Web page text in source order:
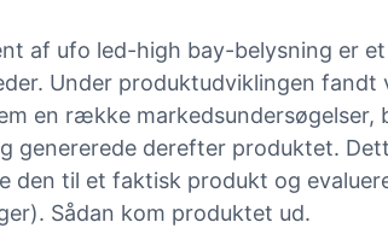
af ufo led-high bay-belysning er
Under produktudviklingen fandt
en række markedsundersøgelser,
genererede derefter produktet.
den til et faktisk produkt og
Sådan kom produktet ud.